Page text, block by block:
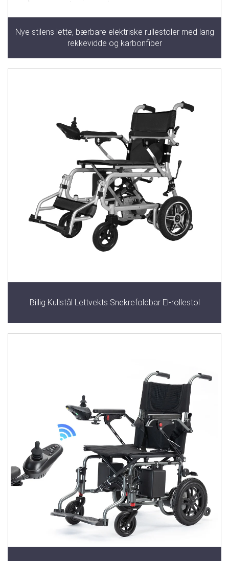
Nye stilens lette, bærbare elektriske rullestoler med lang
rekkevidde og karbonfiber
Billig Kullstål Lettvekts Snekrefoldbar El-rollestol